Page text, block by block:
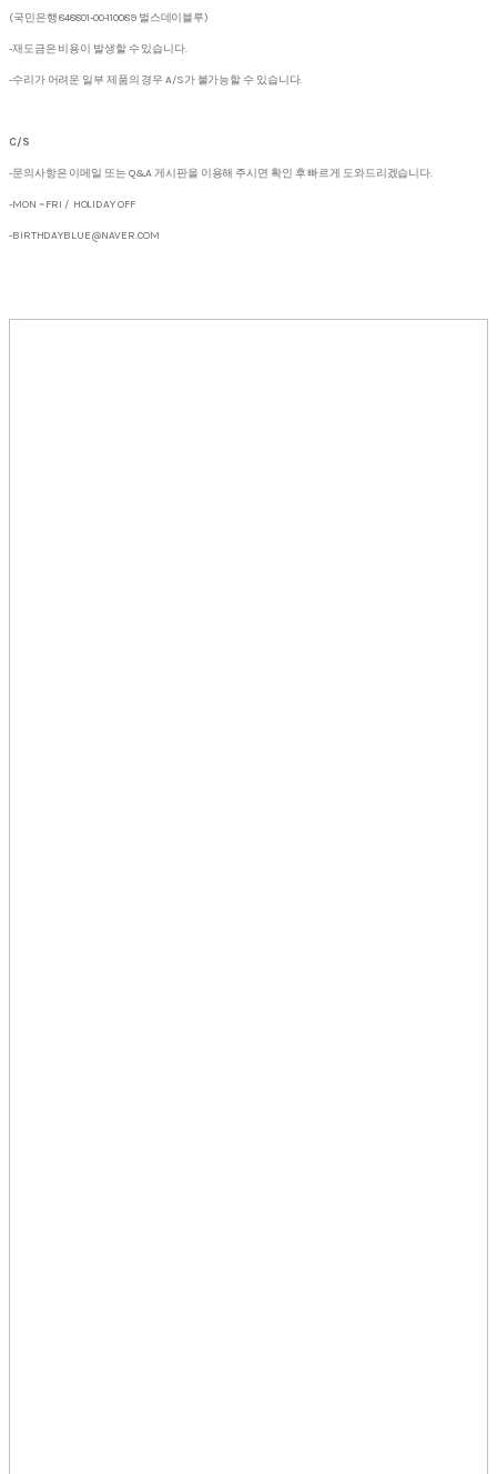
(국민은행 848801-00-110089 벌스데이블루)
-재도금은 비용이 발생할 수 있습니다.
-수리가 어려운 일부 제품의 경우 A/S가 불가능할 수 있습니다.
C/S
-문의사항은 이메일 또는 Q&A 게시판을 이용해 주시면 확인 후 빠르게 도와드리겠습니다.
-MON ~ FRI / HOLIDAY OFF
-BIRTHDAYBLUE@NAVER.COM